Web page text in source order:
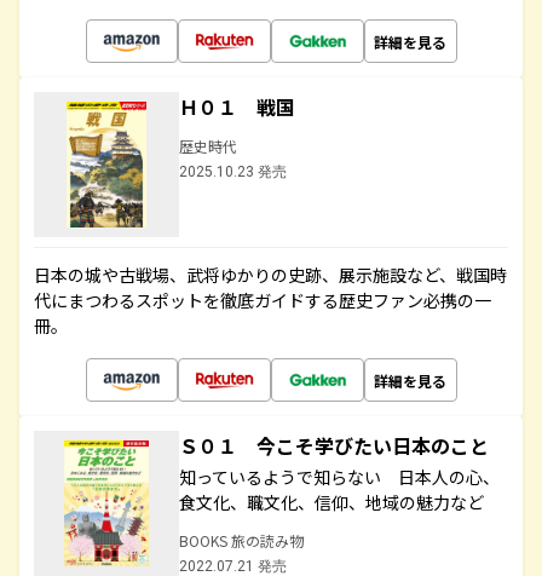
詳細を見る
Ｈ０１ 戦国
歴史時代
2025.10.23 発売
日本の城や古戦場、武将ゆかりの史跡、展示施設など、戦国時
代にまつわるスポットを徹底ガイドする歴史ファン必携の一
冊。
詳細を見る
Ｓ０１ 今こそ学びたい日本のこと
知っているようで知らない 日本人の心、
食文化、職文化、信仰、地域の魅力など
BOOKS 旅の読み物
2022.07.21 発売